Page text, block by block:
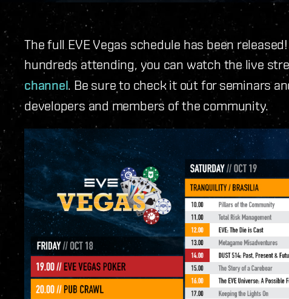
The full EVE Vegas schedule has been
hundreds attending, you can watch the live
channel. Be sure to check it out for seminars
developers and members of the community.